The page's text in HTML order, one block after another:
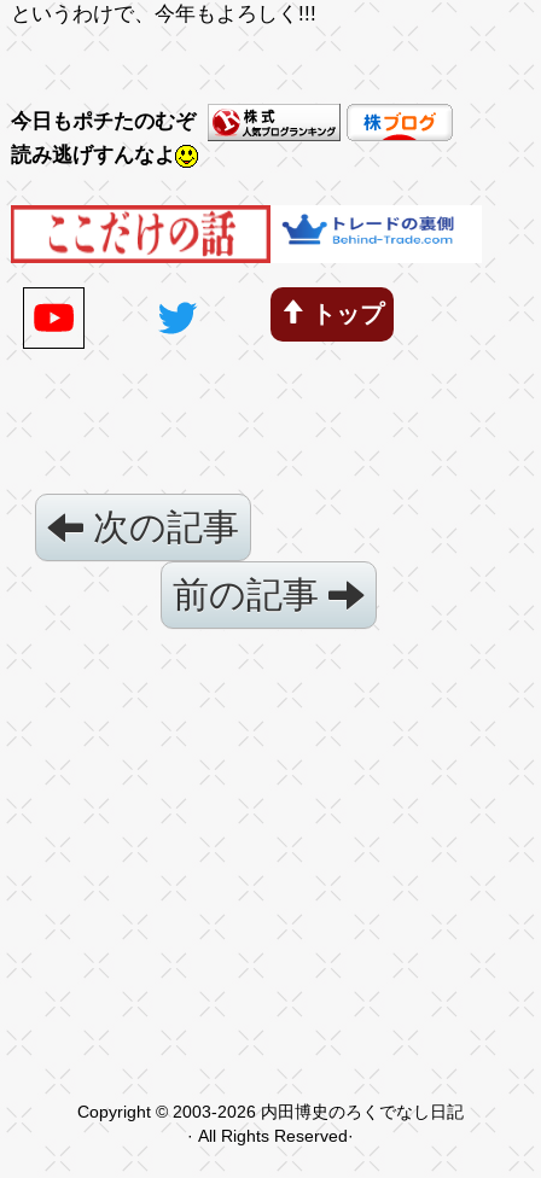
というわけで、今年もよろしく!!!
今日もポチたのむぞ
読み逃げすんなよ
トップ
次の記事
前の記事
Copyright © 2003-2026 内田博史のろくでなし日記
· All Rights Reserved·